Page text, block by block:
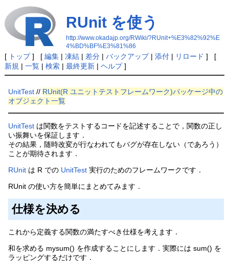
RUnit を使う
http://www.okadajp.org/RWiki/?RUnit+%E3%82%92%E
4%BD%BF%E3%81%86
[ トップ] [ 編集| 凍結| 差分| バックアップ| 添付| リロード ] [
新規 | 一覧| 検索| 最終更新| ヘルプ]
UnitTest // RUnit(R ユニットテストフレームワーク)パッケージ中の
オブジェクト一覧
UnitTest は関数をテストするコードを記述することで，関数の正し
い振舞いを保証します．
その結果，随時改変が行なわれてもバグが存在しない（であろう）
ことが期待されます．
RUnit は R での UnitTest 実行のためのフレームワークです．
RUnit の使い方を簡単にまとめてみます．
仕様を決める
これから定義する関数の満たすべき仕様を考えます．
和を求める mysum() を作成することにします．実際には sum() を
ラッピングするだけです．